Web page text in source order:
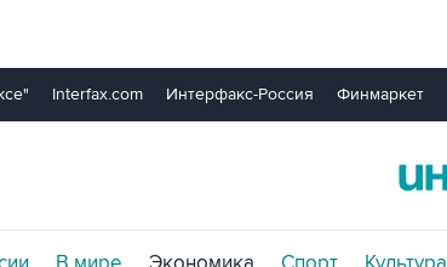
Interfax.com Интерфакс-Россия Финмаркет